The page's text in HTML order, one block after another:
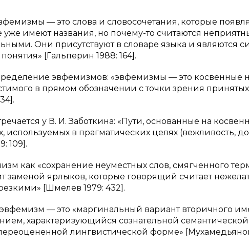
— это слова и словосочетания, которые
уже имеют названия, но почему-то считаются
Они присутствуют в словаре языка и являются
[Гальперин 1988: 164].
эвфемизмов: «эвфемизмы — это косвенные
в прямом обозначении с точки зрения
у В. И. Заботкина: «Пути, основанные на
используемых в прагматических целях (вежливость,
109].
как «сохранение неуместных слов, смягченного
заменой ярлыков, которые говорящий считает
[Шмелев 1979: 432].
эвфемизм — это «маргинальный вариант вторичного
характеризующийся сознательной
лингвистической форме»